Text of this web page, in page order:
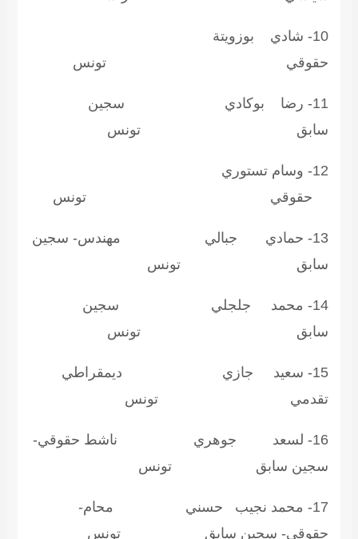
10- شادي بوزويتة
تونس
11- رضا بوكادي سجين
تونس
12- وسام تستوري
تونس
13- حمادي جبالي مهندس- سجين
تونس
14- محمد جلجلي سجين
تونس
15- سعيد جازي ديمقراطي
تونس
16- لسعد جوهري ناشط حقوقي-
سابق تونس
17- محمد نجيب حسني محام-
سجين سابق تونس